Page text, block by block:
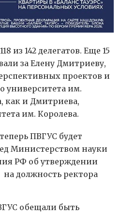
из 142 делегатов. Еще 15
за Елену Дмитриеву,
проектов и
университета им.
как и Дмитриева,
им. Королева.
ПВГУС будет
Министерством науки
РФ об утверждении
должность ректора
обещали быть